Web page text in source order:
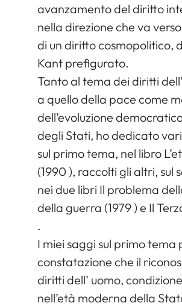
avanzamento del diritto
nella direzione che va
di un diritto cosmopolitico,
Kant prefigurato.
Tanto al tema dei diritti
a quello della pace come
dell’evoluzione
degli Stati, ho dedicato
sul primo tema, nel libro
(1990 ), raccolti gli altri, sul
nei due libri Il problema
della guerra (1979 ) e Il
.
I miei saggi sul primo
constatazione che il
diritti dell’ uomo,
nell’età moderna della